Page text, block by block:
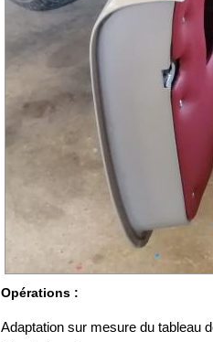
Opérations :
Adaptation sur mesure du tableau